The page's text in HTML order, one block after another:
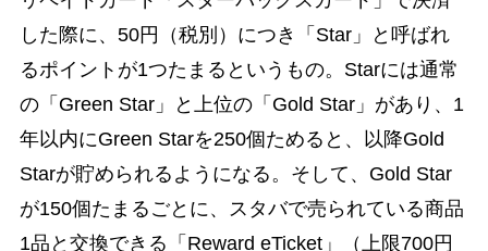
した際に、50円（税別）につき「Star」と呼ばれ
るポイントが1つたまるというもの。Starには通常
の「Green Star」と上位の「Gold Star」があり、1
年以内にGreen Starを250個ためると、以降Gold
Starが貯められるようになる。そして、Gold Star
が150個たまるごとに、スタバで売られている商品
1品と交換できる「Reward eTicket」（上限700円